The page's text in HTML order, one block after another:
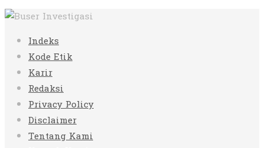
Indeks
Kode Etik
Karir
Redaksi
Privacy Policy
Disclaimer
Tentang Kami